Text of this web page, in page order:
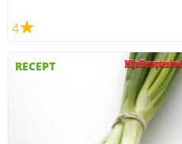
4
RECEPT